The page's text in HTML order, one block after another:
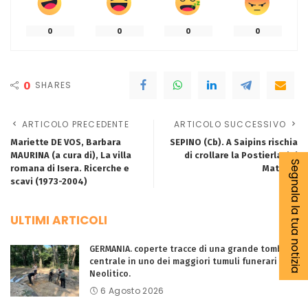
0 0 0 0
0 SHARES
ARTICOLO PRECEDENTE
Mariette DE VOS, Barbara
MAURINA (a cura di), La villa
romana di Isera. Ricerche e
scavi (1973-2004)
ARTICOLO SUCCESSIVO
SEPINO (Cb). A Saipins rischia
di crollare la Postierla del
Matese.
ULTIMI ARTICOLI
GERMANIA. coperte tracce di una grande tomba
centrale in uno dei maggiori tumuli funerari del
Neolitico.
6 Agosto 2026
Segnala la tua notizia